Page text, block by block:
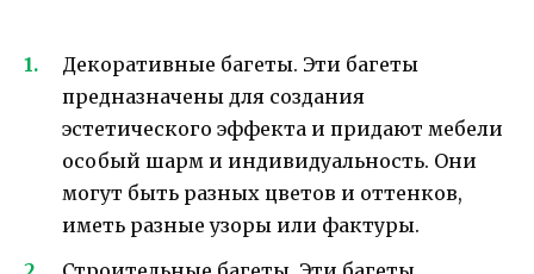
Декоративные багеты. Эти багеты
предназначены для создания
эстетического эффекта и придают мебели
особый шарм и индивидуальность. Они
могут быть разных цветов и оттенков,
иметь разные узоры или фактуры.